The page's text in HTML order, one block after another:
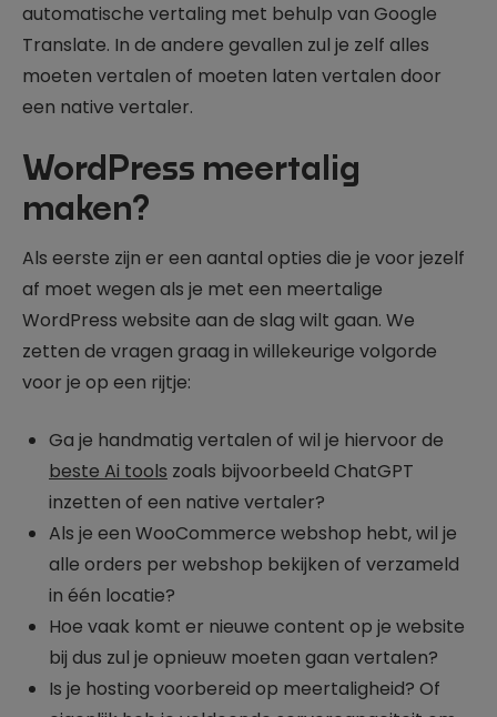
automatische vertaling met behulp van Google
Translate. In de andere gevallen zul je zelf alles
moeten vertalen of moeten laten vertalen door
een native vertaler.
WordPress meertalig
maken?
Als eerste zijn er een aantal opties die je voor jezelf
af moet wegen als je met een meertalige
WordPress website aan de slag wilt gaan. We
zetten de vragen graag in willekeurige volgorde
voor je op een rijtje:
Ga je handmatig vertalen of wil je hiervoor de
beste Ai tools zoals bijvoorbeeld ChatGPT
inzetten of een native vertaler?
Als je een WooCommerce webshop hebt, wil je
alle orders per webshop bekijken of verzameld
in één locatie?
Hoe vaak komt er nieuwe content op je website
bij dus zul je opnieuw moeten gaan vertalen?
Is je hosting voorbereid op meertaligheid? Of